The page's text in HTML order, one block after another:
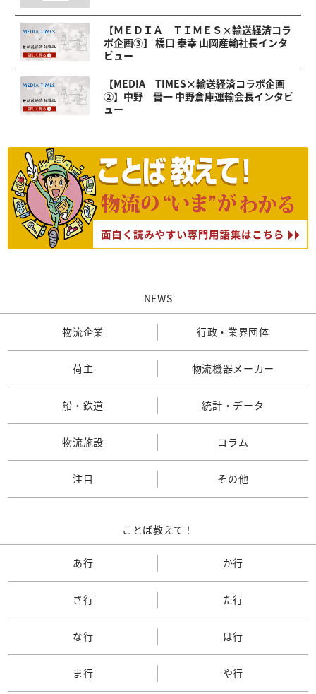
【ＭＥＤＩＡ ＴＩＭＥＳ×輸送経済コラ
ボ企画③】 橋口 泰幸 山岡産輸社長インタ
ビュー
【MEDIA TIMES×輸送経済コラボ企画
②】中野 晋一 中野倉庫運輸会長インタビ
ュー
NEWS
物流企業 行政・業界団体
荷主 物流機器メーカー
船・鉄道 統計・データ
物流施設 コラム
注目 その他
ことば教えて！
あ行 か行
さ行 た行
な行 は行
ま行 や行